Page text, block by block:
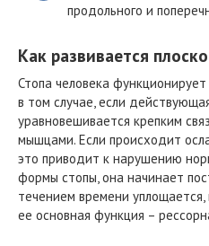
продольного и
Как развивается
Стопа человека
в том случае, если
уравновешивается крепким
мышцами. Если происходит
это приводит к нарушению
формы стопы, она начинает
течением времени уплощается,
ее основная функция –